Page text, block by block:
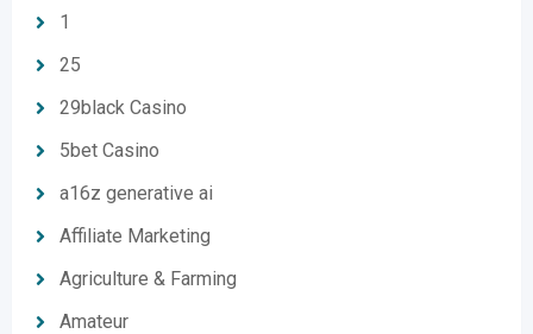
1
25
29black Casino
5bet Casino
a16z generative ai
Affiliate Marketing
Agriculture & Farming
Amateur